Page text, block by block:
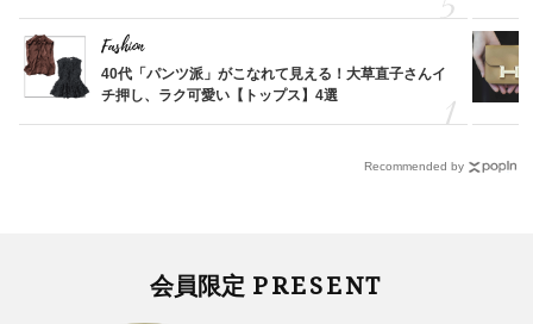
Fashion
40代「パンツ派」がこなれて見える！大草直子さんイ
チ押し、ラク可愛い【トップス】4選
Recommended by
会員限定 PRESENT